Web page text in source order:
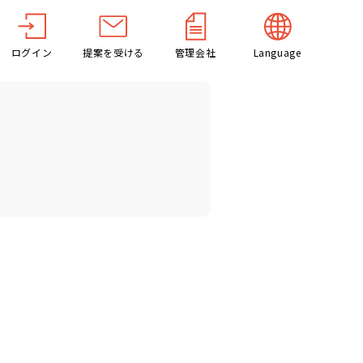
ログイン 提案を受ける 管理会社 Language